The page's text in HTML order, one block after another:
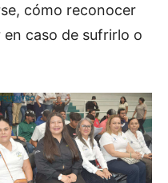
cómo reconocer
caso de sufrirlo o